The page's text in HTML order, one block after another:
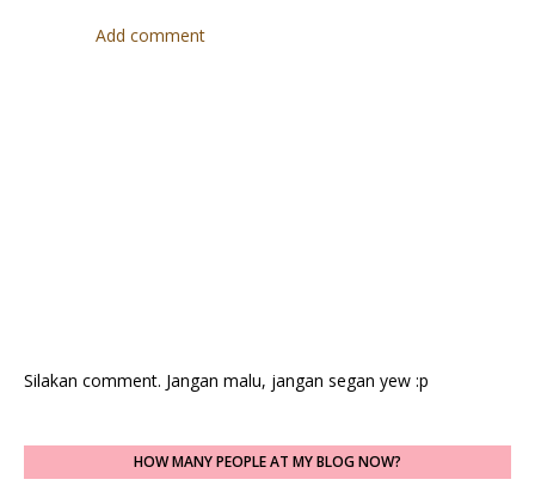
Add comment
Silakan comment. Jangan malu, jangan segan yew :p
HOW MANY PEOPLE AT MY BLOG NOW?